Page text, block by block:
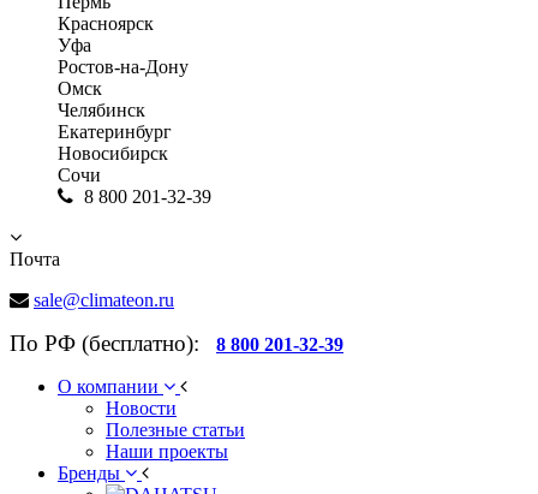
Красноярск
Уфа
Ростов-на-Дону
Омск
Челябинск
Екатеринбург
Новосибирск
Сочи
8 800 201-32-39
Почта
sale@climateon.ru
По РФ (бесплатно): 8 800 201-32-39
О компании
Новости
Полезные статьи
Наши проекты
Бренды